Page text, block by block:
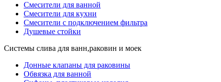
Смесители для ванной
Смесители для кухни
Смесители с подключением фильтра
Душевые стойки
Системы слива для ванн,раковин и моек
Донные клапаны для раковины
Обвязка для ванной